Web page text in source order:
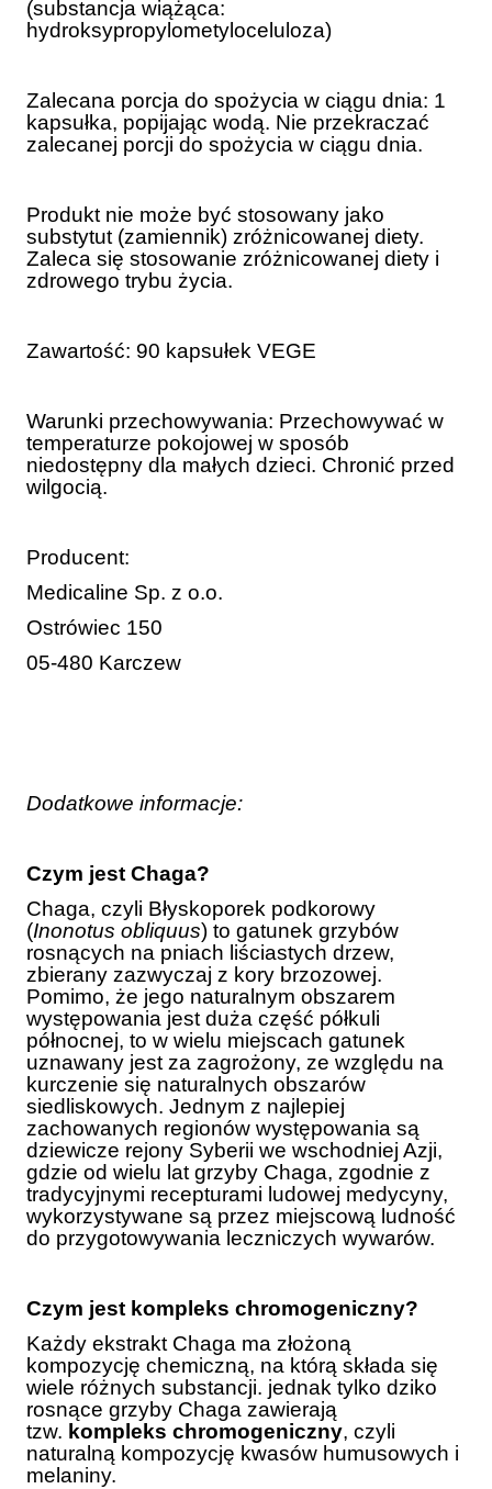
(substancja wiążąca:
hydroksypropylometyloceluloza)
Zalecana porcja do spożycia w ciągu dnia: 1
kapsułka, popijając wodą. Nie przekraczać
zalecanej porcji do spożycia w ciągu dnia.
Produkt nie może być stosowany jako
substytut (zamiennik) zróżnicowanej diety.
Zaleca się stosowanie zróżnicowanej diety i
zdrowego trybu życia.
Zawartość: 90 kapsułek VEGE
Warunki przechowywania: Przechowywać w
temperaturze pokojowej w sposób
niedostępny dla małych dzieci. Chronić przed
wilgocią.
Producent:
Medicaline Sp. z o.o.
Ostrówiec 150
05-480 Karczew
Dodatkowe informacje:
Czym jest Chaga?
Chaga, czyli Błyskoporek podkorowy
(Inonotus obliquus) to gatunek grzybów
rosnących na pniach liściastych drzew,
zbierany zazwyczaj z kory brzozowej.
Pomimo, że jego naturalnym obszarem
występowania jest duża część półkuli
północnej, to w wielu miejscach gatunek
uznawany jest za zagrożony, ze względu na
kurczenie się naturalnych obszarów
siedliskowych. Jednym z najlepiej
zachowanych regionów występowania są
dziewicze rejony Syberii we wschodniej Azji,
gdzie od wielu lat grzyby Chaga, zgodnie z
tradycyjnymi recepturami ludowej medycyny,
wykorzystywane są przez miejscową ludność
do przygotowywania leczniczych wywarów.
Czym jest kompleks chromogeniczny?
Każdy ekstrakt Chaga ma złożoną
kompozycję chemiczną, na którą składa się
wiele różnych substancji. jednak tylko dziko
rosnące grzyby Chaga zawierają
tzw. kompleks chromogeniczny, czyli
naturalną kompozycję kwasów humusowych i
melaniny.